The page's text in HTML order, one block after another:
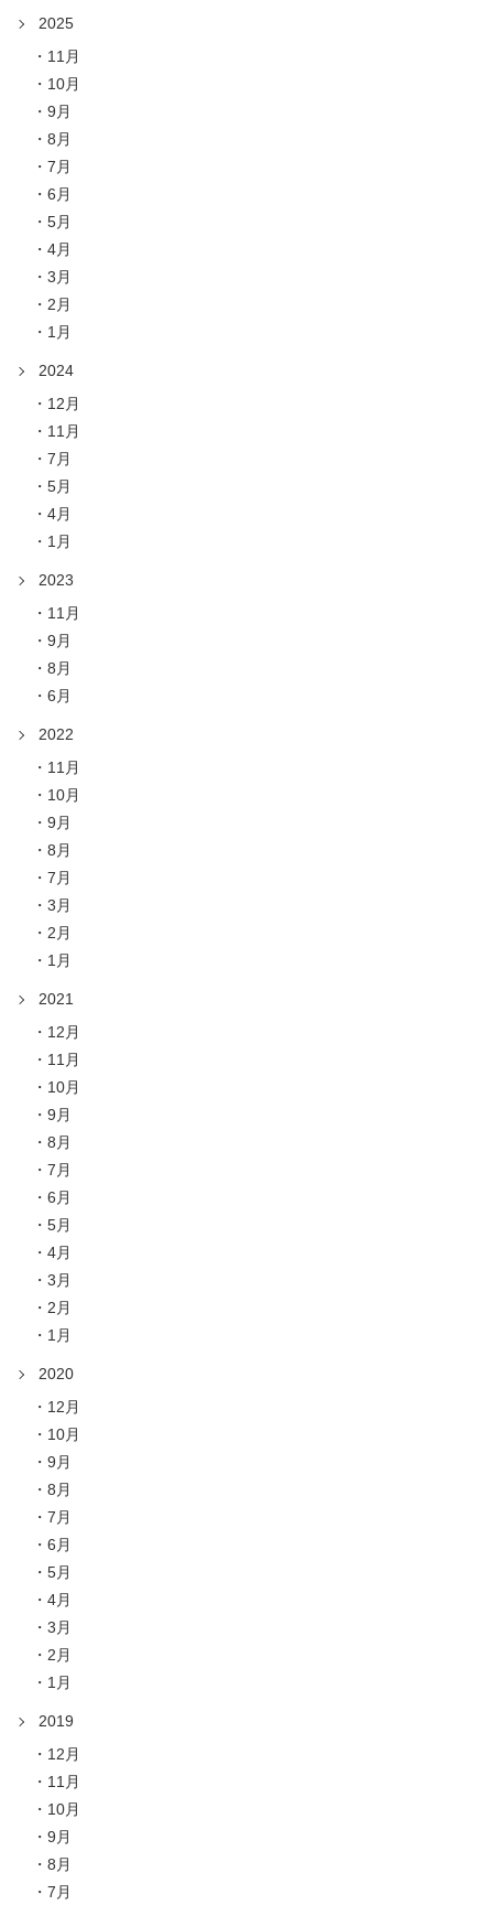
2025
11月
10月
9月
8月
7月
6月
5月
4月
3月
2月
1月
2024
12月
11月
7月
5月
4月
1月
2023
11月
9月
8月
6月
2022
11月
10月
9月
8月
7月
3月
2月
1月
2021
12月
11月
10月
9月
8月
7月
6月
5月
4月
3月
2月
1月
2020
12月
10月
9月
8月
7月
6月
5月
4月
3月
2月
1月
2019
12月
11月
10月
9月
8月
7月